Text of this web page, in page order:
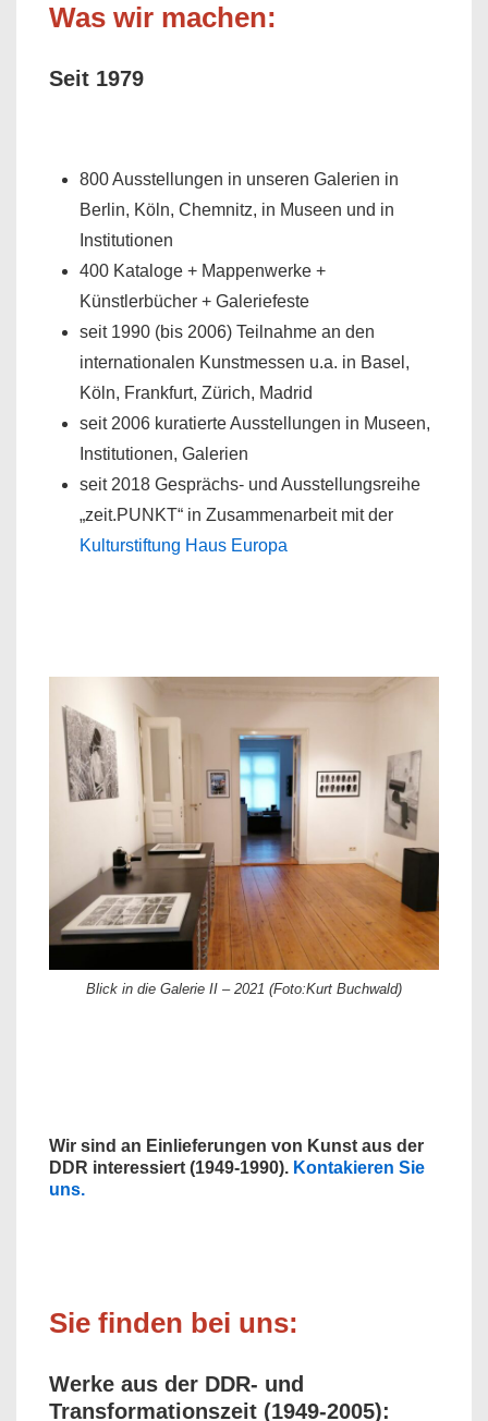
Was wir machen:
Seit 1979
800 Ausstellungen in unseren Galerien in
Berlin, Köln, Chemnitz, in Museen und in
Institutionen
400 Kataloge + Mappenwerke +
Künstlerbücher + Galeriefeste
seit 1990 (bis 2006) Teilnahme an den
internationalen Kunstmessen u.a. in Basel,
Köln, Frankfurt, Zürich, Madrid
seit 2006 kuratierte Ausstellungen in Museen,
Institutionen, Galerien
seit 2018 Gesprächs- und Ausstellungsreihe
„zeit.PUNKT“ in Zusammenarbeit mit der
Kulturstiftung Haus Europa
Blick in die Galerie II – 2021 (Foto:Kurt Buchwald)
Wir sind an Einlieferungen von Kunst aus der
DDR interessiert (1949-1990). Kontakieren Sie
uns.
Sie finden bei uns:
Werke aus der DDR- und
Transformationszeit (1949-2005):